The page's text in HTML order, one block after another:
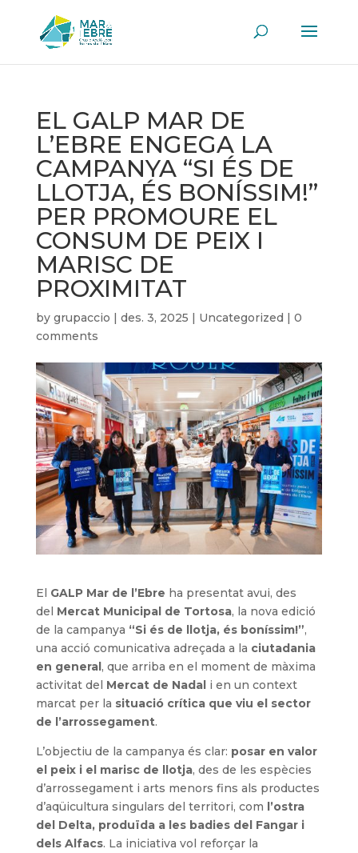
EL GALP MAR DE
L’EBRE ENGEGA LA
CAMPANYA “SI ÉS DE
LLOTJA, ÉS BONÍSSIM!”
PER PROMOURE EL
CONSUM DE PEIX I
MARISC DE
PROXIMITAT
by grupaccio | des. 3, 2025 | Uncategorized | 0
comments
El GALP Mar de l’Ebre ha presentat avui, des
del Mercat Municipal de Tortosa, la nova edició
de la campanya “Si és de llotja, és boníssim!”,
una acció comunicativa adreçada a la ciutadania
en general, que arriba en el moment de màxima
activitat del Mercat de Nadali en un context
marcat per la situació crítica que viu el sector
de l’arrossegament.
L’objectiu de la campanya és clar: posar en valor
el peix i el marisc de llotja, des de les espècies
d’arrossegament i arts menors fins als productes
d’aqüicultura singulars del territori, com l’ostra
del Delta, produïda a les badies del Fangar i
dels Alfacs. La iniciativa vol reforçar la